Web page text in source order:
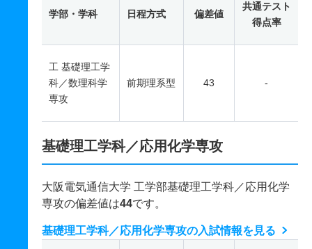
学部・学科 日程方式 偏差値
共通テスト
得点率
工 基礎理工学
科／数理科学
専攻
前期理系型 43 -
基礎理工学科／応用化学専攻
大阪電気通信大学 工学部基礎理工学科／応用化学
専攻の偏差値は44です。
基礎理工学科／応用化学専攻の入試情報を見る